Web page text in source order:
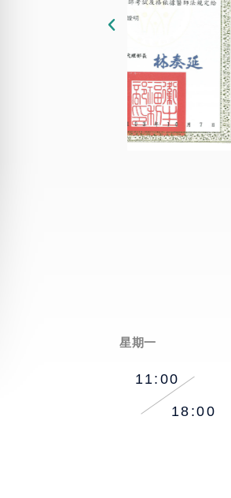
星期一
11:00
18:00